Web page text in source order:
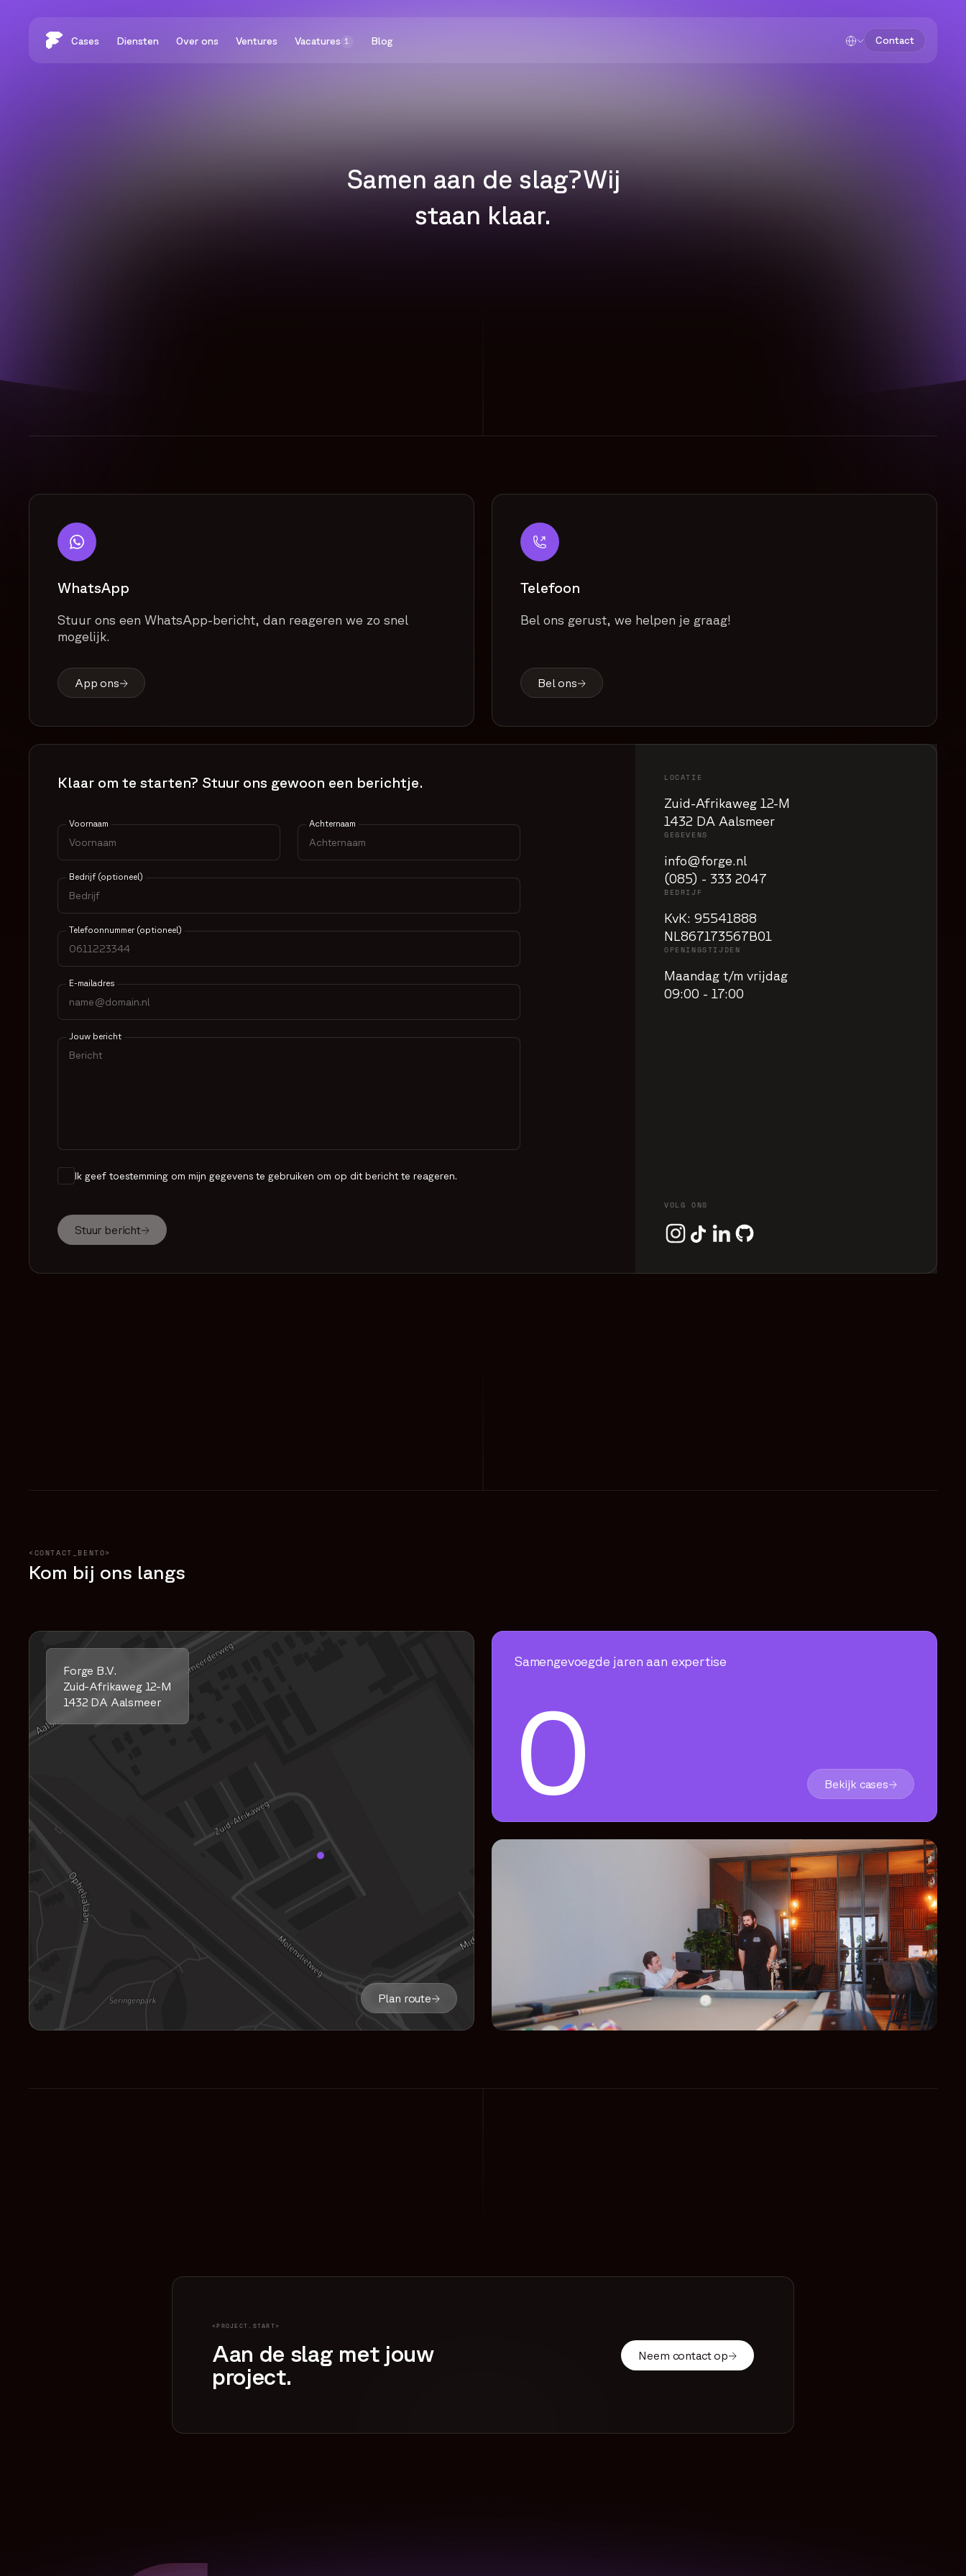
Cases Diensten Over ons Ventures Vacatures 1 Blog Contact
Samen aan de slag?Wij
staan klaar.
WhatsApp
Stuur ons een WhatsApp-bericht, dan reageren we zo snel
mogelijk.
App ons
Telefoon
Bel ons gerust, we helpen je graag!
Bel ons
Klaar om te starten? Stuur ons gewoon een berichtje.
Voornaam Achternaam
Bedrijf (optioneel)
Telefoonnummer (optioneel)
E-mailadres
Jouw bericht
Ik geef toestemming om mijn gegevens te gebruiken om op dit bericht te reageren.
Stuur bericht
LOCATIE
Zuid-Afrikaweg 12-M
1432 DA Aalsmeer
GEGEVENS
info@forge.nl
(085) - 333 2047
BEDRIJF
KvK: 95541888
NL867173567B01
OPENINGSTIJDEN
Maandag t/m vrijdag
09:00 - 17:00
VOLG ONS
<CONTACT_BENTO>
Kom bij ons langs
Forge B.V.
Zuid-Afrikaweg 12-M
1432 DA Aalsmeer
Plan route
Samengevoegde jaren aan expertise
0 Bekijk cases
<PROJECT.START>
Aan de slag met jouw
project.
Neem contact op